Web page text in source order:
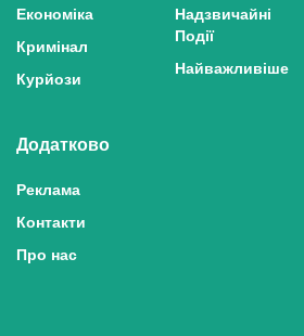
Економіка
Кримінал
Курйози
Надзвичайні
Події
Найважливіше
Додатково
Реклама
Контакти
Про нас